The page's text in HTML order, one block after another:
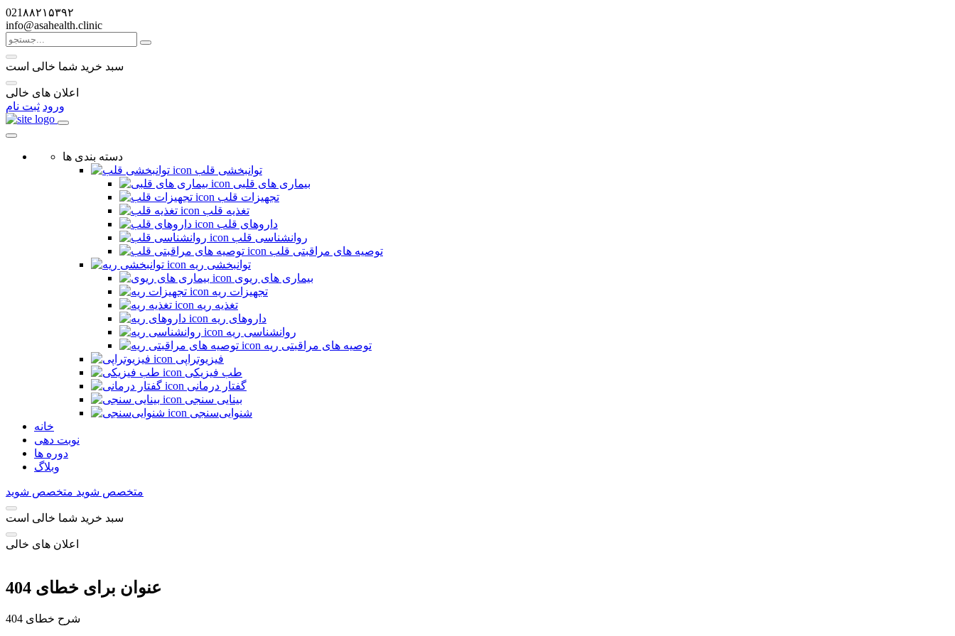
021۸۸۲۱۵۳۹۲
info@asahealth.clinic
سبد خرید شما خالی است
اعلان های خالی
ورود ثبت نام
دسته بندی ها
توانبخشی قلب
بیماری های قلبی
تجهیزات قلب
تغذیه قلب
داروهای قلب
روانشناسی قلب
توصیه های مراقبتی قلب
توانبخشی ریه
بیماری های ریوی
تجهیزات ریه
تغذیه ریه
داروهای ریه
روانشناسی ریه
توصیه های مراقبتی ریه
فیزیوتراپی
طب فیزیکی
گفتار درمانی
بینایی سنجی
شنوایی‌سنجی
خانه
نوبت دهی
دوره ها
وبلاگ
متخصص شوید متخصص شوید
سبد خرید شما خالی است
اعلان های خالی
عنوان برای خطای 404
شرح خطای 404